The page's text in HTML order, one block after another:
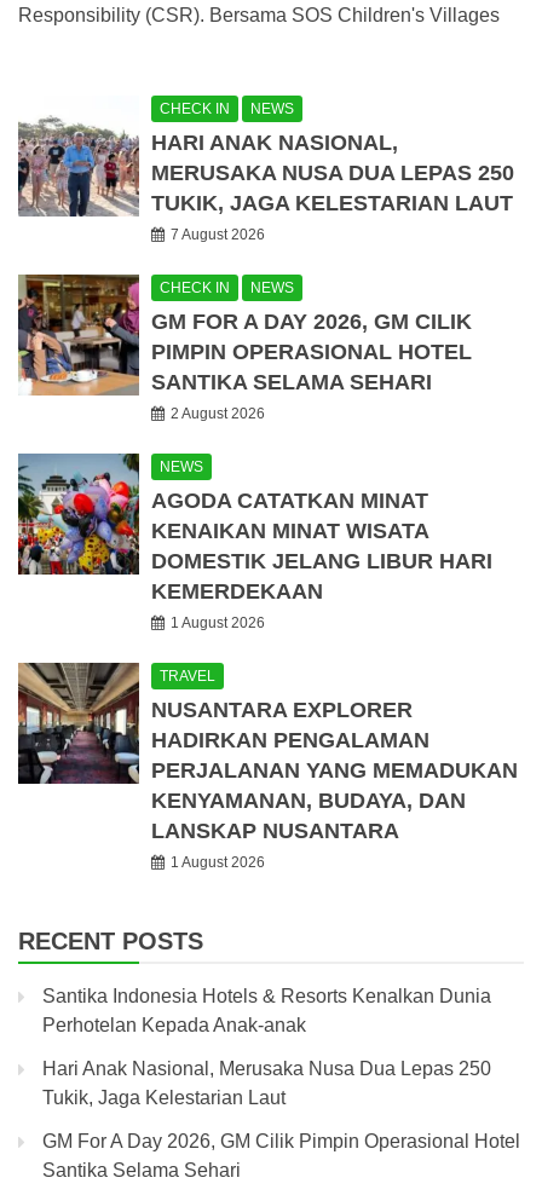
Responsibility (CSR). Bersama SOS Children's Villages
CHECK IN NEWS
HARI ANAK NASIONAL,
MERUSAKA NUSA DUA LEPAS 250
TUKIK, JAGA KELESTARIAN LAUT
7 August 2026
CHECK IN NEWS
GM FOR A DAY 2026, GM CILIK
PIMPIN OPERASIONAL HOTEL
SANTIKA SELAMA SEHARI
2 August 2026
NEWS
AGODA CATATKAN MINAT
KENAIKAN MINAT WISATA
DOMESTIK JELANG LIBUR HARI
KEMERDEKAAN
1 August 2026
TRAVEL
NUSANTARA EXPLORER
HADIRKAN PENGALAMAN
PERJALANAN YANG MEMADUKAN
KENYAMANAN, BUDAYA, DAN
LANSKAP NUSANTARA
1 August 2026
RECENT POSTS
Santika Indonesia Hotels & Resorts Kenalkan Dunia
Perhotelan Kepada Anak-anak
Hari Anak Nasional, Merusaka Nusa Dua Lepas 250
Tukik, Jaga Kelestarian Laut
GM For A Day 2026, GM Cilik Pimpin Operasional Hotel
Santika Selama Sehari